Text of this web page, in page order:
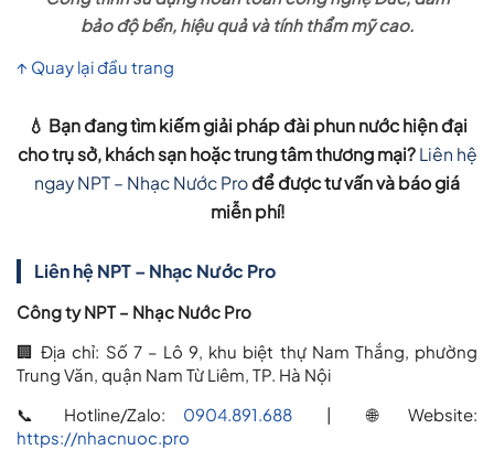
bảo độ bền, hiệu quả và tính thẩm mỹ cao.
↑ Quay lại đầu trang
💧 Bạn đang tìm kiếmgiải pháp đài phun nước hiện đại
cho trụ sở, khách sạn hoặc trung tâm thương mại? Liên hệ
ngay NPT – Nhạc Nước Prođể được tư vấn và báo giá
miễn phí!
Liên hệ NPT – Nhạc Nước Pro
Công ty NPT – Nhạc Nước Pro
🏢 Địa chỉ: Số 7 – Lô 9, khu biệt thự Nam Thắng, phường
Trung Văn, quận Nam Từ Liêm, TP. Hà Nội
📞 Hotline/Zalo: 0904.891.688 | 🌐 Website:
https://nhacnuoc.pro